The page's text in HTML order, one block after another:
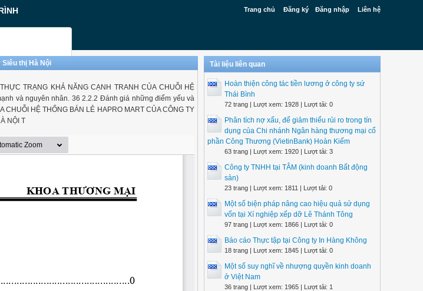
Trang chủ Đăng ký Đăng nhập Liên hệ
thị Hà Nội
TRẠNG KHẢ NĂNG CẠNH TRANH CỦA CHUỖI HỆ
và nguyên nhân. 36 2.2.2 Đánh giá những điểm yếu và
HỆ THỐNG BÁN LẺ HAPRO MART CỦA CÔNG TY
NỘI T
Tài liệu liên quan
Hoàn thiện công tác tiền lương ở công ty sứ
Thái Bình
72 trang | Lượt xem: 1928 | Lượt tải: 0
Phân tích nợ xấu, để giảm thiểu rủi ro trong tín
dụng của Chi nhánh Ngân hàng thương mại cổ
phần Công Thương (VietinBank) Hoàn Kiếm
63 trang | Lượt xem: 1920 | Lượt tải: 3
Công ty TNHH tại TÂM (kinh doanh Bất động
sản)
23 trang | Lượt xem: 1811 | Lượt tải: 0
Một số biện pháp nâng cao hiệu quả sử dụng
vốn tại Xí nghiệp xếp dỡ Lê Thánh Tông
97 trang | Lượt xem: 1866 | Lượt tải: 0
Báo cáo Thực tập tại Công ty In Hàng Không
18 trang | Lượt xem: 1845 | Lượt tải: 0
Một số suy nghĩ về nhượng quyền kinh doanh
ở Việt Nam
36 trang | Lượt xem: 1965 | Lượt tải: 1